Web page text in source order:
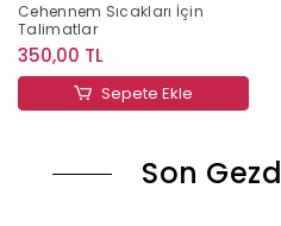
Cehennem Sıcakları İçin
Talimatlar
350,00 TL
Sepete Ekle
Son